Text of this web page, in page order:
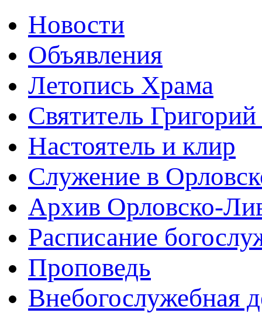
Новости
Объявления
Летопись Храма
Святитель
Настоятель и клир
Служение в
Архив Орловско-
Расписание
Проповедь
Внебогослужебная